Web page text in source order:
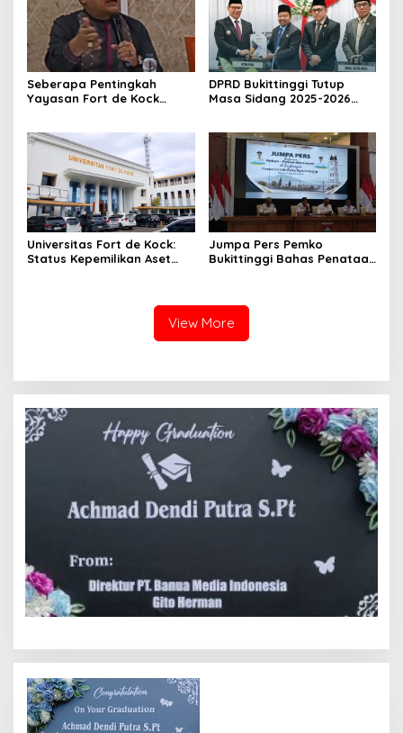
Seberapa Pentingkah
Yayasan Fort de Kock
Jam Gadang?
DPRD Bukittinggi Tutup
Masa Sidang 2025-2026
Beri Apresiasi
Universitas Fort de Kock:
Status Kepemilikan Aset
Nomor 2108/K/Pdt/2022
Jumpa Pers Pemko
Bukittinggi Bahas Penataan
View More